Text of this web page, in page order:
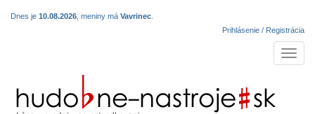
Dnes je 10.08.2026 , meniny má Vavrinec
Prihlásenie / Registrácia